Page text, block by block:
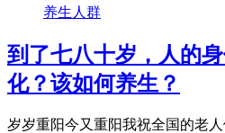
养生人群
到了七八十岁，人的
化？该如何养生？
岁岁重阳今又重阳我祝全国的老